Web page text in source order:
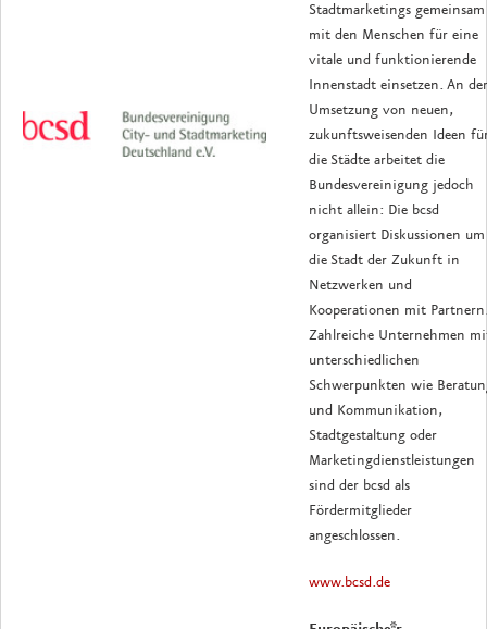
Stadtmarketings gemeinsam
mit den Menschen für eine
vitale und funktionierende
Innenstadt einsetzen. An der
Umsetzung von neuen,
zukunftsweisenden Ideen
die Städte arbeitet die
Bundesvereinigung jedoch
nicht allein: Die bcsd
organisiert Diskussionen um
die Stadt der Zukunft in
Netzwerken und
Kooperationen mit
Zahlreiche Unternehmen
unterschiedlichen
Schwerpunkten wie
und Kommunikation,
Stadtgestaltung oder
Marketingdienstleistungen
sind der bcsd als
Fördermitglieder
angeschlossen.
www.bcsd.de